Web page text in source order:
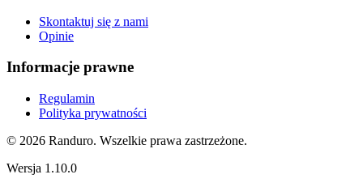
Skontaktuj się z nami
Opinie
Informacje prawne
Regulamin
Polityka prywatności
© 2026 Randuro. Wszelkie prawa zastrzeżone.
Wersja 1.10.0